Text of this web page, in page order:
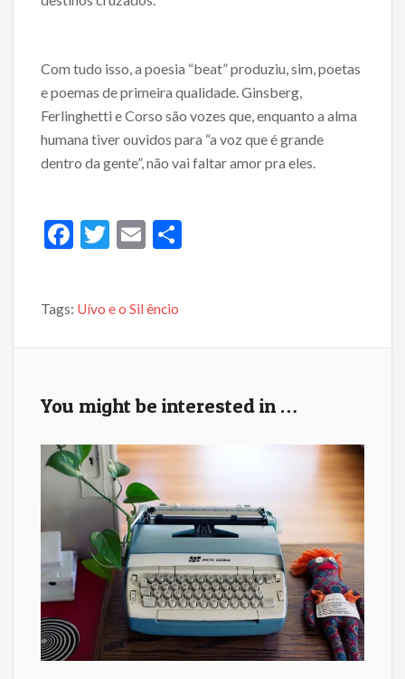
Com tudo isso, a poesia “beat” produziu, sim, poetas
e poemas de primeira qualidade. Ginsberg,
Ferlinghetti e Corso são vozes que, enquanto a alma
humana tiver ouvidos para “a voz que é grande
dentro da gente”, não vai faltar amor pra eles.
F
b
k
T
er
E
l
Tags: Uívo e o Sil êncio
You might be interested in …